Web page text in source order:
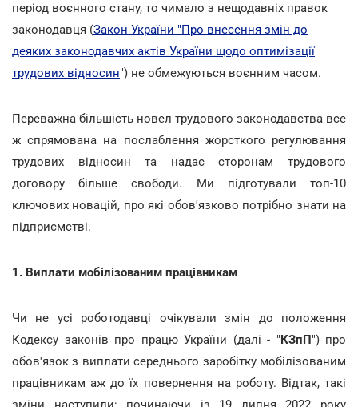
період воєнного стану, то чимало з нещодавніх правок
законодавця (Закон України "Про внесення змін до
деяких законодавчих актів України щодо оптимізації
трудових відносин") не обмежуються воєнним часом.
Переважна більшість новел трудового законодавства все
ж спрямована на послаблення жорсткого регулювання
трудових відносин та надає сторонам трудового
договору більше свободи. Ми підготували топ-10
ключових новацій, про які обов'язково потрібно знати на
підприємстві.
1. Виплати мобілізованим працівникам
Чи не усі роботодавці очікували змін до положення
Кодексу законів про працю України (далі - "КЗпП") про
обов'язок з виплати середнього заробітку мобілізованим
працівникам аж до їх повернення на роботу. Відтак, такі